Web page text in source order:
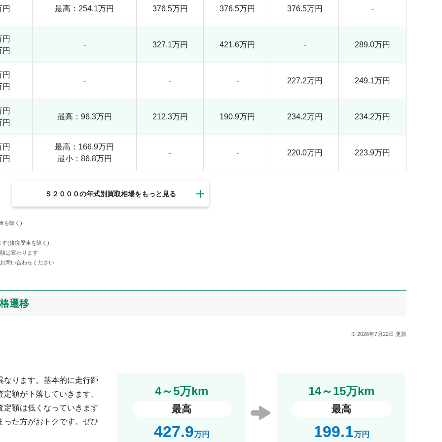
最高：254.1万円 376.5万円 376.5万円 376.5万円 -
- 327.1万円 421.6万円 - 289.0万円
- - - 227.2万円 249.1万円
最高：96.3万円 212.3万円 190.9万円 234.2万円 234.2万円
最高：166.9万円
最小：86.8万円
- - 220.0万円 223.9万円
Ｓ２０００の年式別買取相場をもっと見る
を除く)
(修復歴車を除く)
は変わります
問い合わせください
遷移
2026年7月22日 更新
なります。基本的に走行距
額が下落していきます。
定額は低くなっていきます
った方がおトクです。ぜひ
4～5万km
最高
427.9万円
14～15万km
最高
199.1万円